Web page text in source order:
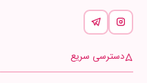
دسترسی سریع